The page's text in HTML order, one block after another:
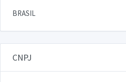
BRASIL
CNPJ